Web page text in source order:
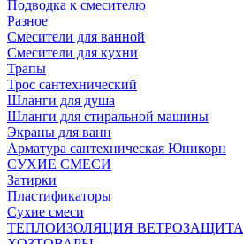
Подводка к смесителю
Разное
Смесители для ванной
Смесители для кухни
Трапы
Трос сантехнический
Шланги для душа
Шланги для стиральной машины
Экраны для ванн
Арматура сантехническая Юникорн
СУХИЕ СМЕСИ
Затирки
Пластификаторы
Сухие смеси
ТЕПЛОИЗОЛЯЦИЯ ВЕТРОЗАЩИТА